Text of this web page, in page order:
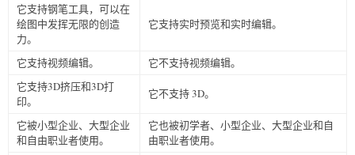
它支持钢笔工具，可以在
绘图中发挥无限的创造
力。
它支持实时预览和实时编辑。
它支持视频编辑。
它不支持视频编辑。
它支持3D挤压和3D打
印。
它不支持 3D。
它被小型企业、大型企业
和自由职业者使用。
它也被初学者、小型企业、大型企业和自
由职业者使用。